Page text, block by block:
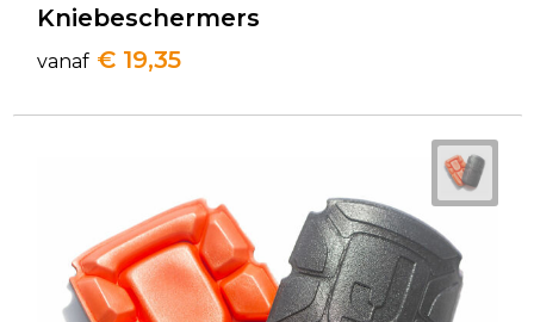
Kniebeschermers
vanaf € 19,35